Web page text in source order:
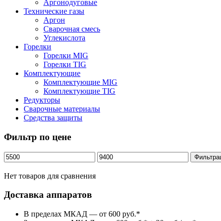
Аргонодуговые
Технические газы
Аргон
Сварочная смесь
Углекислота
Горелки
Горелки MIG
Горелки TIG
Комплектующие
Комплектующие MIG
Комплектующие TIG
Редукторы
Сварочные материалы
Средства защиты
Фильтр по цене
Минимальная
цена
Максимальная
цена
Нет товаров для сравнения
Доставка аппаратов
В пределах МКАД — от 600 руб.*